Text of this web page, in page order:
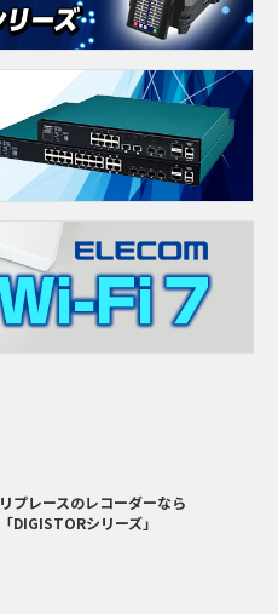
リプレースのレコーダーなら
「DIGISTORシリーズ」